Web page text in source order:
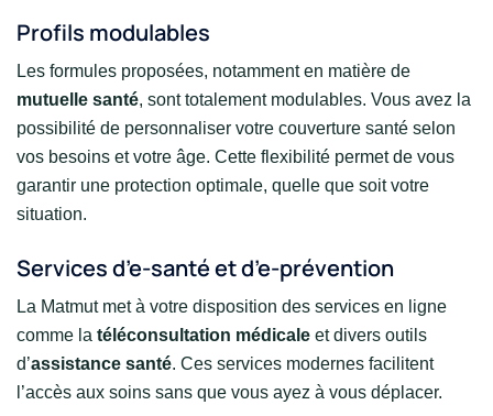
Profils modulables
Les formules proposées, notamment en matière de
mutuelle santé, sont totalement modulables. Vous avez la
possibilité de personnaliser votre couverture santé selon
vos besoins et votre âge. Cette flexibilité permet de vous
garantir une protection optimale, quelle que soit votre
situation.
Services d’e-santé et d’e-prévention
La Matmut met à votre disposition des services en ligne
comme la téléconsultation médicale et divers outils
d’assistance santé. Ces services modernes facilitent
l’accès aux soins sans que vous ayez à vous déplacer.